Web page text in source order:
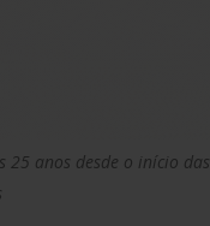
25 anos desde o início